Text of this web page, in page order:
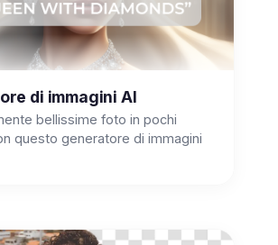
di immagini AI
bellissime foto in pochi
questo generatore di immagini